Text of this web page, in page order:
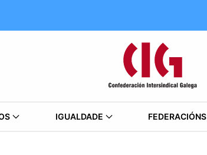
IGUALDADE FEDERACIÓNS